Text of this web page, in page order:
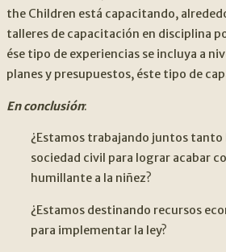
the Children está capacitando,
talleres de capacitación en disciplina
ése tipo de experiencias se incluya a
planes y presupuestos, éste tipo de
En conclusión:
¿Estamos trabajando juntos tanto
sociedad civil para lograr acabar
humillante a la niñez?
¿Estamos destinando recursos
para implementar la ley?